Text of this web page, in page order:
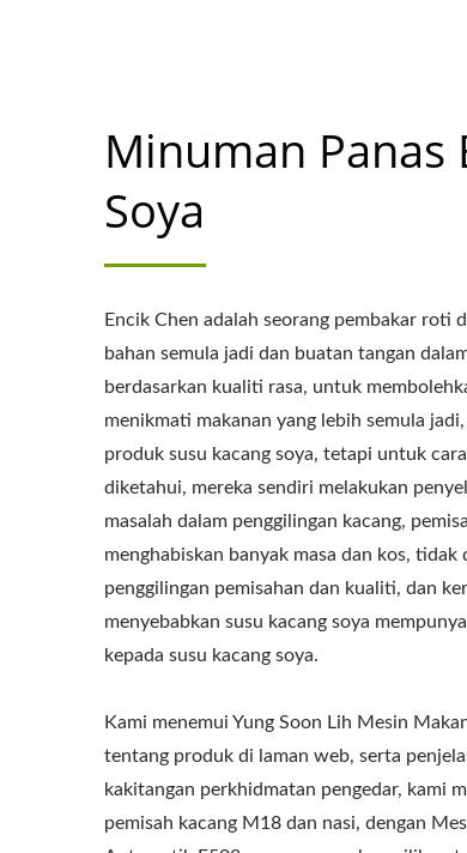
Minuman Panas
Soya
Encik Chen adalah seorang pembakar roti
bahan semula jadi dan buatan tangan
berdasarkan kualiti rasa, untuk
menikmati makanan yang lebih semula
produk susu kacang soya, tetapi untuk
diketahui, mereka sendiri melakukan
masalah dalam penggilingan kacang,
menghabiskan banyak masa dan kos,
penggilingan pemisahan dan kualiti, dan
menyebabkan susu kacang soya
kepada susu kacang soya.
Kami menemui Yung Soon Lih Mesin
tentang produk di laman web, serta
kakitangan perkhidmatan pengedar, kami
pemisah kacang M18 dan nasi, dengan